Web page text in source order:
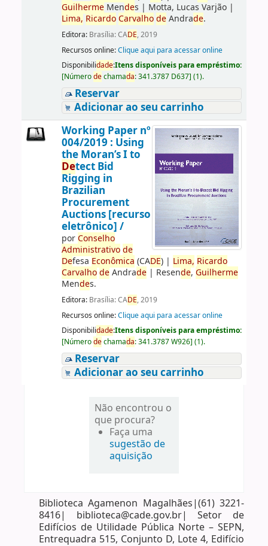
GuilhermeMendes | Motta, Lucas Varjão|
Lima, Ricardo Carvalho deAndrade.
Editora: Brasília: CADE, 2019
Recursos online:Clique aqui para acessar online
Disponibilidade:Itens disponíveis para empréstimo:
[Númerodechamada:341.3787 D637] (1).
Reservar
Adicionar ao seu carrinho
Working Paper nº
004/2019 : Using
the Moran’s I to
Detect Bid
Rigging in
Brazilian
Procurement
Auctions [recurso
eletrônico] /
porConselho
Administrativo de
Defesa Econômica (CADE)| Lima, Ricardo
Carvalho deAndrade| Resende, Guilherme
Mendes.
Editora: Brasília: CADE, 2019
Recursos online:Clique aqui para acessar online
Disponibilidade:Itens disponíveis para empréstimo:
[Númerodechamada:341.3787 W926] (1).
Reservar
Adicionar ao seu carrinho
Não encontrou o
que procura?
Faça uma
sugestão de
aquisição
Biblioteca Agamenon Magalhães|(61) 3221-
8416| biblioteca@cade.gov.br| Setor de
Edifícios de Utilidade Pública Norte – SEPN,
Entrequadra 515, Conjunto D, Lote 4, Edifício